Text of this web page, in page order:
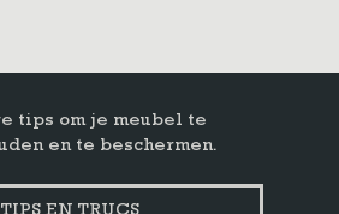
tips om je meubel te
en te beschermen.